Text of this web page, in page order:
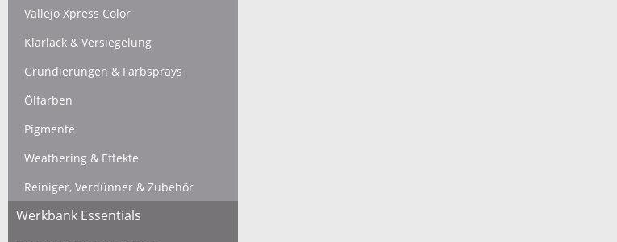
Vallejo Xpress Color
Klarlack & Versiegelung
Grundierungen & Farbsprays
Ölfarben
Pigmente
Weathering & Effekte
Reiniger, Verdünner & Zubehör
Werkbank Essentials